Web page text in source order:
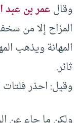
وقالعمر بن عبد
المزاح إلا من
المهانة ويذهب
ثائر.
وقيل: احذر فلتات